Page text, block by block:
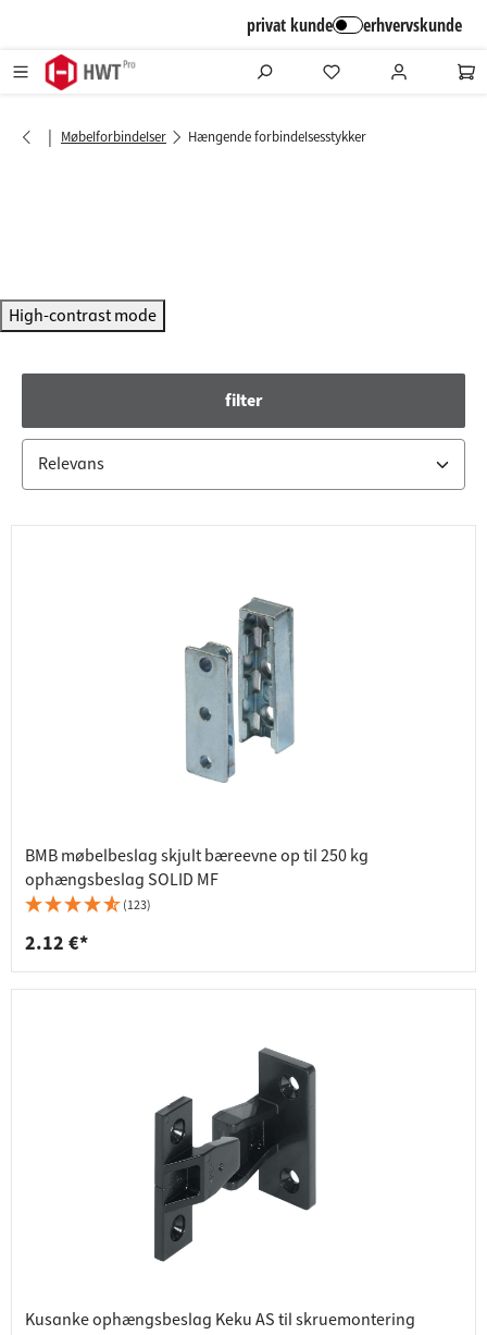
privat kunde erhvervskunde
| Møbelforbindelser Hængende forbindelsesstykker
High-contrast mode
filter
BMB møbelbeslag skjult bæreevne op til 250 kg
ophængsbeslag SOLID MF
(123)
2.12 €*
Kusanke ophængsbeslag Keku AS til skruemontering